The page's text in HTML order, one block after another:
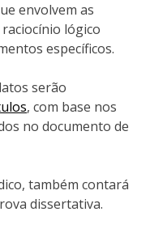
envolvem as
lógico
específicos.
serão
, com base nos
no documento de
também contará
dissertativa.